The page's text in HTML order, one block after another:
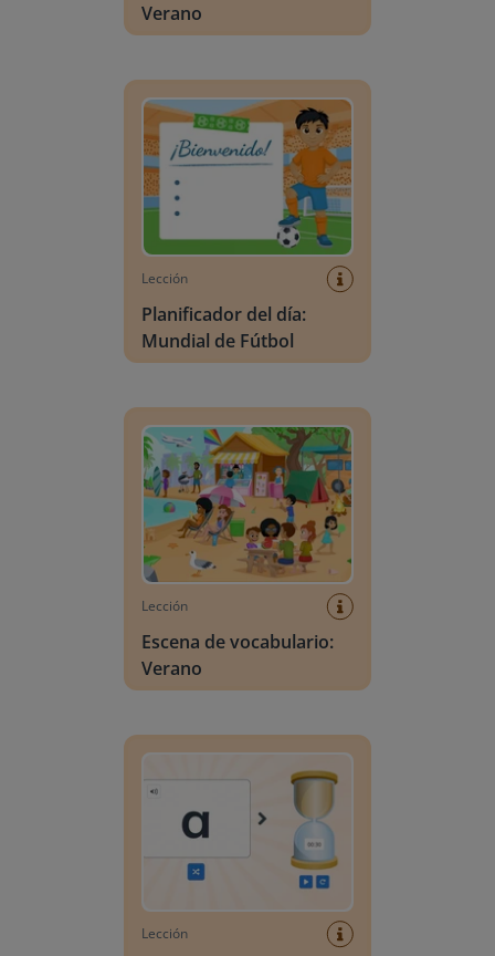
Verano
Lección
Planificador del día:
Mundial de Fútbol
Lección
Escena de vocabulario:
Verano
Lección